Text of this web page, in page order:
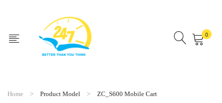
0
Home Product Model ZC_S600 Mobile Cart